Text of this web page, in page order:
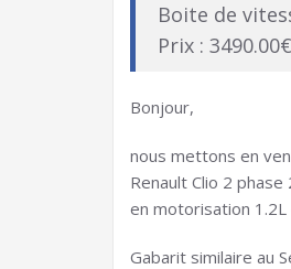
Boite de
Prix : 3490.00€
Bonjour,
nous mettons en
Renault Clio 2
en motorisation
Gabarit similaire au